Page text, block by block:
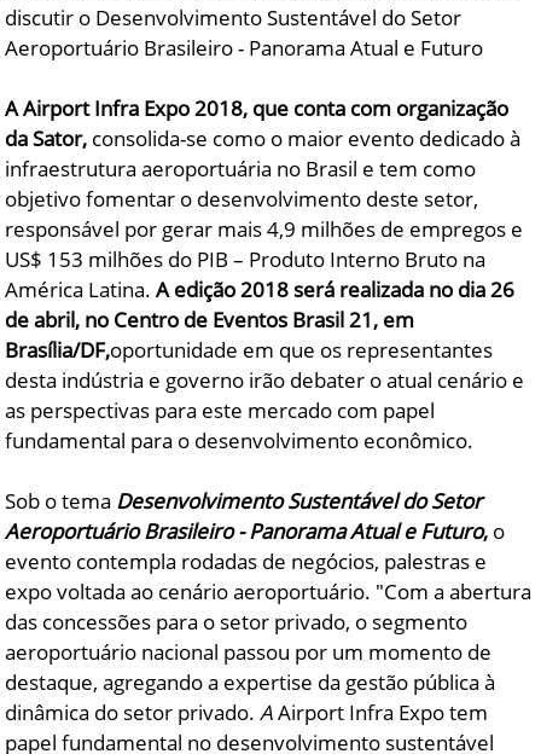
discutir o Desenvolvimento Sustentável do Setor
Aeroportuário Brasileiro - Panorama Atual e Futuro
A Airport Infra Expo 2018, que conta com organização
da Sator, consolida-se como o maior evento dedicado à
infraestrutura aeroportuária no Brasil e tem como
objetivo fomentar o desenvolvimento deste setor,
responsável por gerar mais 4,9 milhões de empregos e
US$ 153 milhões do PIB – Produto Interno Bruto na
América Latina.Aedição 2018 será realizada no dia 26
de abril, no Centro de Eventos Brasil 21, em
Brasília/DF,oportunidade em que os representantes
desta indústria e governo irão debater o atual cenário e
as perspectivas para este mercado com papel
fundamental para o desenvolvimento econômico.
Sob o tema Desenvolvimento Sustentável do Setor
Aeroportuário Brasileiro -Panorama Atual e Futuro, o
evento contempla rodadas de negócios, palestras e
expo voltada ao cenário aeroportuário. "Com a abertura
das concessões para o setor privado, o segmento
aeroportuário nacional passou por um momento de
destaque, agregando a expertise da gestão pública à
dinâmica do setor privado. AAirport Infra Expo tem
papel fundamental no desenvolvimento sustentável